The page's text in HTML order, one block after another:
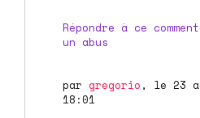
Répondre à ce
un abus
par gregorio , le 23
18:01